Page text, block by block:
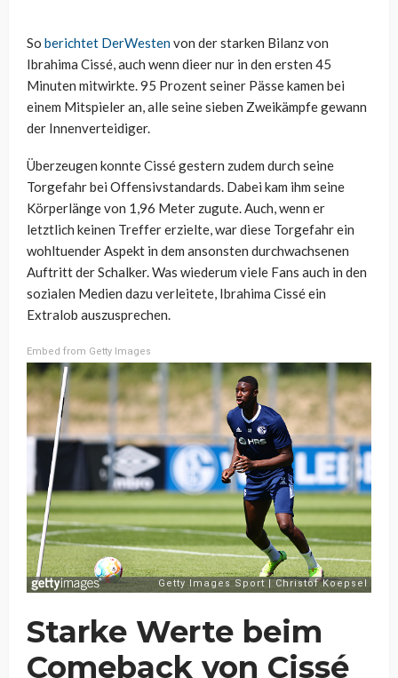
So berichtet DerWestenvon der starken Bilanz von
Ibrahima Cissé, auch wenn dieer nur in den ersten 45
Minuten mitwirkte. 95 Prozent seiner Pässe kamen bei
einem Mitspieler an, alle seine sieben Zweikämpfe gewann
der Innenverteidiger.
Überzeugen konnte Cissé gestern zudem durch seine
Torgefahr bei Offensivstandards. Dabei kam ihm seine
Körperlänge von 1,96 Meter zugute. Auch, wenn er
letztlich keinen Treffer erzielte, war diese Torgefahr ein
wohltuender Aspekt in dem ansonsten durchwachsenen
Auftritt der Schalker. Was wiederum viele Fans auch in den
sozialen Medien dazu verleitete, Ibrahima Cissé ein
Extralob auszusprechen.
Embed from Getty Images
Starke Werte beim
Comeback von Cissé